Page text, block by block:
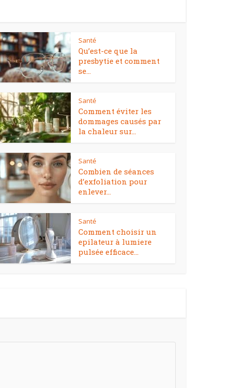
Santé
Qu’est-ce que la
presbytie et comment
se...
Santé
Comment éviter les
dommages causés par
la chaleur sur...
Santé
Combien de séances
d’exfoliation pour
enlever...
Santé
Comment choisir un
epilateur à lumiere
pulsée efficace...